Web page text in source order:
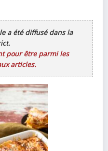
a été diffusé dans la
pour être parmi les
articles.